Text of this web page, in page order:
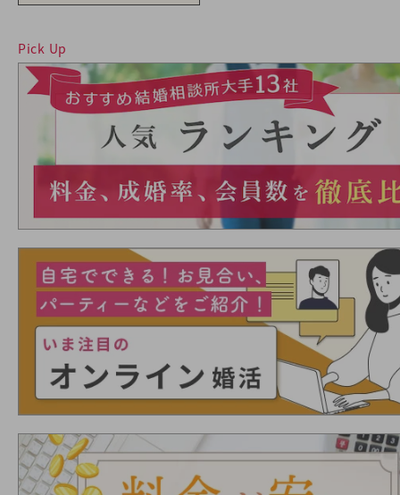
Pick Up